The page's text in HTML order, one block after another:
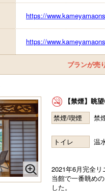
https://
https://
プランが売
【禁煙】眺
禁煙/喫煙
禁
トイレ 温
2021年6月完全
当館で一番眺め
した。